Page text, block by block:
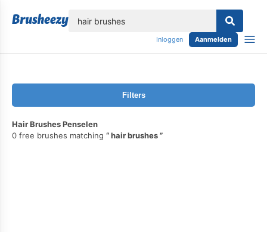
Inloggen Aanmelden
Filters
Hair Brushes Penselen
0 free brushes matching
hair brushes